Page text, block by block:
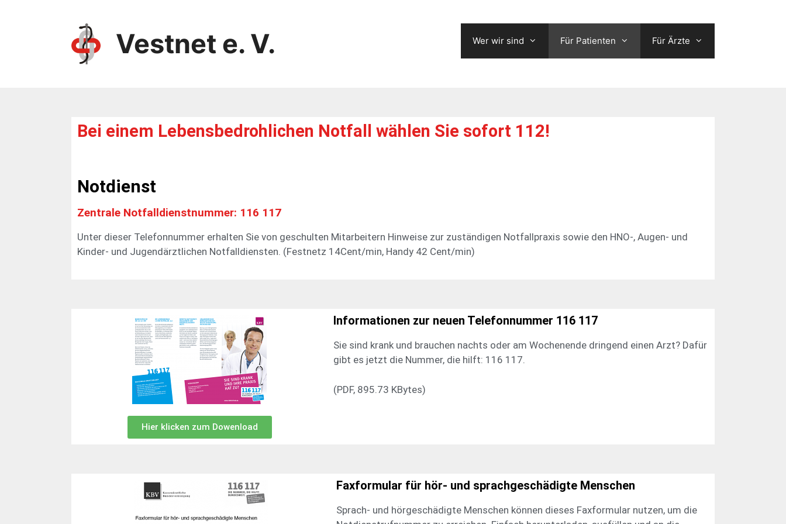
Vestnet e. V. Wer wir sind Für Patienten Für Ärzte
Bei einem Lebensbedrohlichen Notfall wählen Sie sofort 112!
Notdienst
Zentrale Notfalldienstnummer: 116 117
Unter dieser Telefonnummer erhalten Sie von geschulten Mitarbeitern Hinweise zur zuständigen Notfallpraxis sowie den HNO-, Augen- und
Kinder- und Jugendärztlichen Notfalldiensten. (Festnetz 14Cent/min, Handy 42 Cent/min)
Hier klicken zum Dowenload
Informationen zur neuen Telefonnummer 116 117
Sie sind krank und brauchen nachts oder am Wochenende dringend einen Arzt? Dafür
gibt es jetzt die Nummer, die hilft: 116 117.
(PDF, 895.73 KBytes)
Faxformular für hör- und sprachgeschädigte Menschen
Sprach- und hörgeschädigte Menschen können dieses Faxformular nutzen, um die